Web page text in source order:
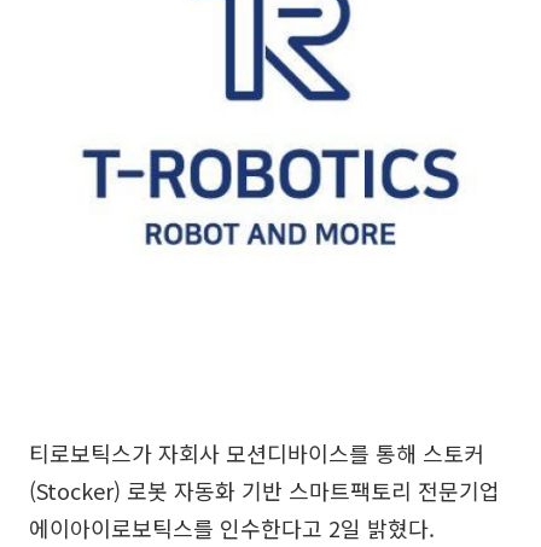
티로보틱스가 자회사 모션디바이스를 통해 스토커
(Stocker) 로봇 자동화 기반 스마트팩토리 전문기업
에이아이로보틱스를 인수한다고 2일 밝혔다.